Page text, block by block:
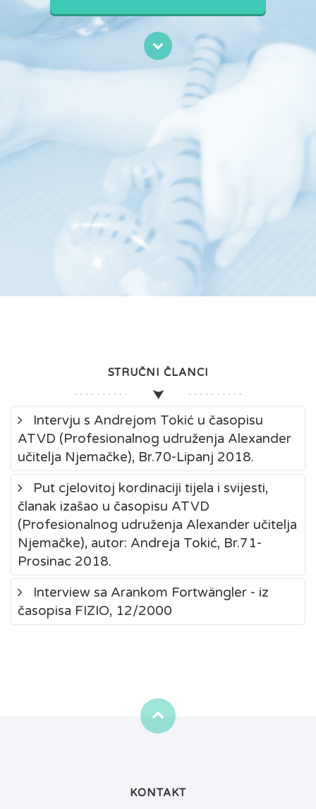
STRUČNI ČLANCI
Intervju s Andrejom Tokić u časopisu
ATVD (Profesionalnog udruženja Alexander
učitelja Njemačke), Br.70-Lipanj 2018.
Put cjelovitoj kordinaciji tijela i svijesti,
članak izašao u časopisu ATVD
(Profesionalnog udruženja Alexander učitelja
Njemačke), autor: Andreja Tokić, Br.71-
Prosinac 2018.
Interview sa Arankom Fortwängler - iz
časopisa FIZIO, 12/2000
KONTAKT